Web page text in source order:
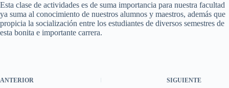
Esta clase de actividades es de suma importancia para nuestra facultad
ya suma al conocimiento de nuestros alumnos y maestros, además que
propicia la socialización entre los estudiantes de diversos semestres de
esta bonita e importante carrera.
ANTERIOR SIGUIENTE